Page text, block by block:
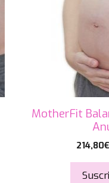
MotherFit
214,80€